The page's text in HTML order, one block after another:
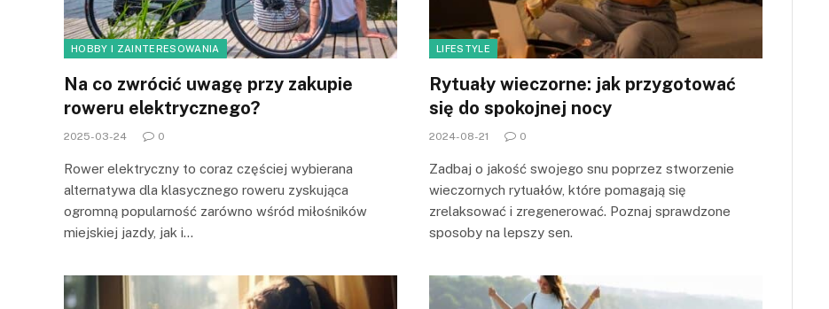
HOBBY I ZAINTERESOWANIA
Na co zwrócić uwagę przy zakupie
roweru elektrycznego?
2025-03-24 0
Rower elektryczny to coraz częściej wybierana
alternatywa dla klasycznego roweru zyskująca
ogromną popularność zarówno wśród miłośników
miejskiej jazdy, jak i…
LIFESTYLE
Rytuały wieczorne: jak przygotować
się do spokojnej nocy
2024-08-21 0
Zadbaj o jakość swojego snu poprzez stworzenie
wieczornych rytuałów, które pomagają się
zrelaksować i zregenerować. Poznaj sprawdzone
sposoby na lepszy sen.